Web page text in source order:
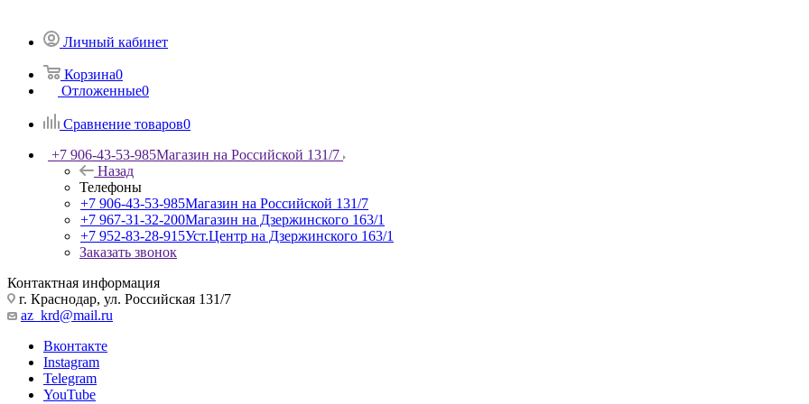
Личный кабинет
Корзина0
Отложенные0
Сравнение товаров0
+7 906-43-53-985Магазин на Российской 131/7
Назад
Телефоны
+7 906-43-53-985Магазин на Российской 131/7
+7 967-31-32-200Магазин на Дзержинского 163/1
+7 952-83-28-915Уст.Центр на Дзержинского 163/1
Заказать звонок
Контактная информация
г. Краснодар, ул. Российская 131/7
az_krd@mail.ru
Вконтакте
Instagram
Telegram
YouTube